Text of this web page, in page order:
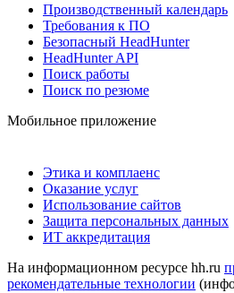
Производственный календарь
Требования к ПО
Безопасный HeadHunter
HeadHunter API
Поиск работы
Поиск по резюме
Мобильное приложение
Этика и комплаенс
Оказание услуг
Использование сайтов
Защита персональных данных
ИТ аккредитация
На информационном ресурсе hh.ru
рекомендательные технологии